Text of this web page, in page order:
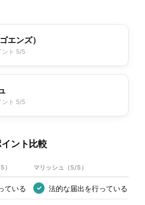
エンズ）
ント 5/5
ント 5/5
ント比較
） マリッシュ （5/5 ）
ている ✓ 法的な届出を行っている